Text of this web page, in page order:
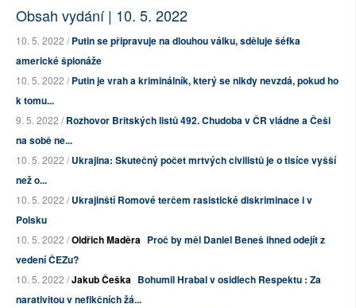
Obsah vydání | 10. 5. 2022
10. 5. 2022 /Putin se připravuje na dlouhou válku, sděluje šéfka
americké špionáže
10. 5. 2022 /Putin je vrah a kriminálník, který se nikdy nevzdá, pokud ho
k tomu...
9. 5. 2022 /Rozhovor Britských listů 492. Chudoba v ČR vládne a Češi
na sobě ne...
10. 5. 2022 /Ukrajina: Skutečný počet mrtvých civilistů je o tisíce vyšší
než o...
10. 5. 2022 /Ukrajinští Romové terčem rasistické diskriminace i v
Polsku
10. 5. 2022 /Oldřich Maděra Proč by měl Daniel Beneš ihned odejít z
vedení ČEZu?
10. 5. 2022 /Jakub Češka Bohumil Hrabal v osidlech Respektu : Za
narativitou v nefikčních žá...